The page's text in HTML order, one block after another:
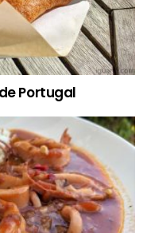
Portugal